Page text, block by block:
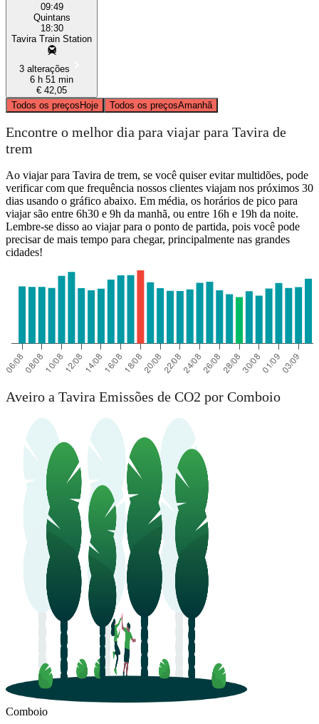
09:49
Quintans
18:30
Tavira Train Station
3 alterações
6 h 51 min
€ 42,05
Todos os preçosHoje Todos os preçosAmanhã
Encontre o melhor dia para viajar para Tavira de
trem
Ao viajar para Tavira de trem, se você quiser evitar multidões, pode
verificar com que frequência nossos clientes viajam nos próximos 30
dias usando o gráfico abaixo. Em média, os horários de pico para
viajar são entre 6h30 e 9h da manhã, ou entre 16h e 19h da noite.
Lembre-se disso ao viajar para o ponto de partida, pois você pode
precisar de mais tempo para chegar, principalmente nas grandes
cidades!
Aveiro a Tavira Emissões de CO2 por Comboio
Comboio